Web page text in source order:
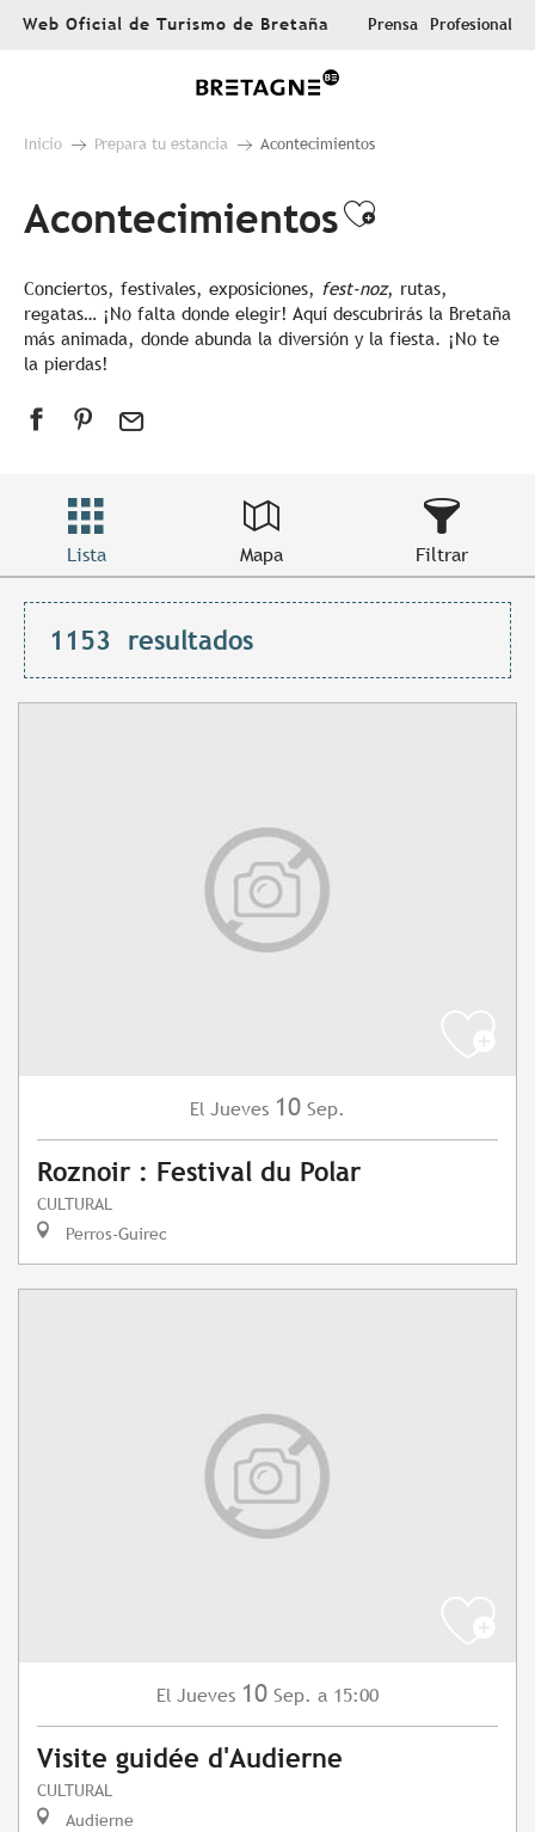
AllerWeb Oficial de Turismo de Bretaña Prensa Profesional
Inicio Prepara tu estancia Acontecimientos
AcontecimientosAjouter
Conciertos, festivales, exposiciones, fest-noz, rutas,
regatas… ¡No falta donde elegir! Aquí descubrirás la Bretaña
más animada, donde abunda la diversión y la fiesta. ¡No te
la pierdas!
Lista Mapa Filtrar
1153 resultados
El Jueves 10 Sep.
Roznoir : Festival du Polar
CULTURAL
Perros-Guirec
El Jueves 10 Sep. a 15:00
Visite guidée d'Audierne
CULTURAL
Audierne